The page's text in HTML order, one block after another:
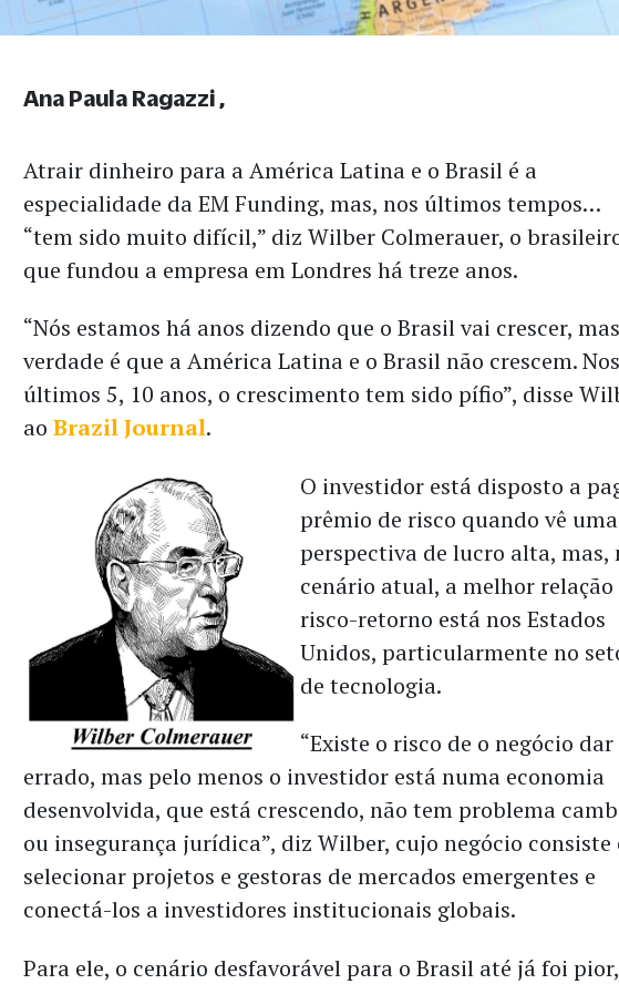
Atrair dinheiro para a América Latina e o Brasil é a
especialidade da EM Funding, mas, nos últimos tempos…
“tem sido muito difícil,” diz Wilber Colmerauer, o
que fundou a empresa em Londres há treze anos.
“Nós estamos há anos dizendo que o Brasil vai crescer,
verdade é que a América Latina e o Brasil não crescem. Nos
últimos 5, 10 anos, o crescimento tem sido pífio”, disse
aoBrazil Journal.
O investidor está disposto a
prêmio de risco quando vê uma
perspectiva de lucro alta, mas,
cenário atual, a melhor relação
risco-retorno está nos Estados
Unidos, particularmente no
de tecnologia.
“Existe o risco de o negócio dar
errado, mas pelo menos o investidor está numa economia
desenvolvida, que está crescendo, não tem problema
ou insegurança jurídica”, diz Wilber, cujo negócio consiste
selecionar projetos e gestoras de mercados emergentes e
conectá-los a investidores institucionais globais.
Para ele, o cenário desfavorável para o Brasil até já foi pior,
Ana Paula Ragazzi